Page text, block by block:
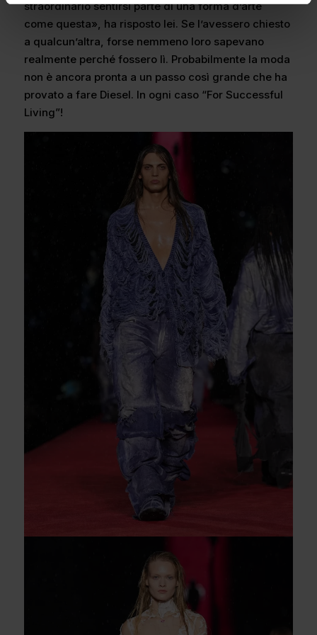
straordinario sentirsi parte di una forma d’arte
come questa», ha risposto lei. Se l’avessero chiesto
a qualcun’altra, forse nemmeno loro sapevano
realmente perché fossero lì. Probabilmente la moda
non è ancora pronta a un passo così grande che ha
provato a fare Diesel. In ogni caso “For Successful
Living”!